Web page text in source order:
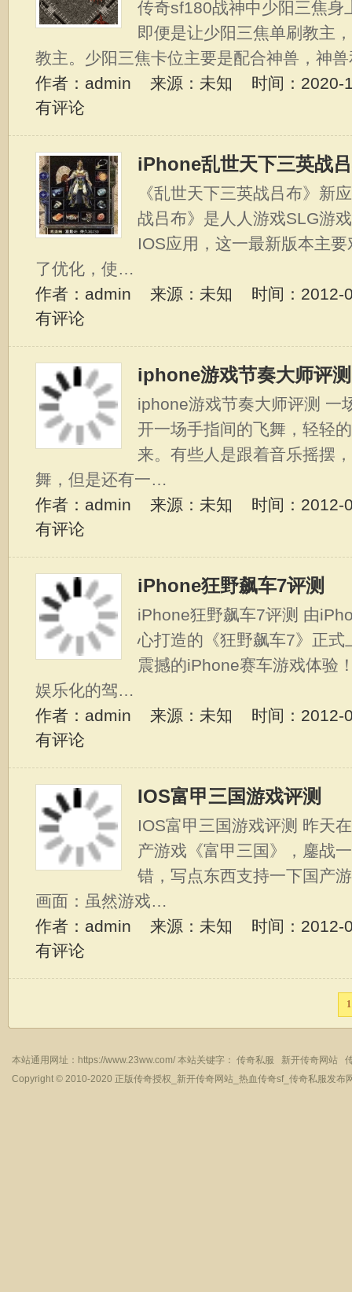
传奇sf180战神中少阳三焦身
即便是让少阳三焦单刷教主
教主。少阳三焦卡位主要是配合神兽，神
作者：admin 来源：未知 时间：
有评论
iPhone乱世天下三英战
《乱世天下三英战吕布》新
战吕布》是人人游戏SLG游
IOS应用，这一最新版本主
了优化，使…
作者：admin 来源：未知 时间：
有评论
iphone游戏节奏大师评测
iphone游戏节奏大师评测 一
开一场手指间的飞舞，轻轻
来。有些人是跟着音乐摇摆
舞，但是还有一…
作者：admin 来源：未知 时间：
有评论
iPhone狂野飙车7评测
iPhone狂野飙车7评测 由
心打造的《狂野飙车7》正
震撼的iPhone赛车游戏体验
娱乐化的驾…
作者：admin 来源：未知 时间：
有评论
IOS富甲三国游戏评测
IOS富甲三国游戏评测 昨天
产游戏《富甲三国》，鏖战
错，写点东西支持一下国产
画面：虽然游戏…
作者：admin 来源：未知 时间：
有评论
1
本站通用网址： https://www.23ww.com/ 本站关键字： 传奇私服 新开传奇网站
Copyright © 2010-2020 正版传奇授权_新开传奇网站_热血传奇sf_传奇私服发布